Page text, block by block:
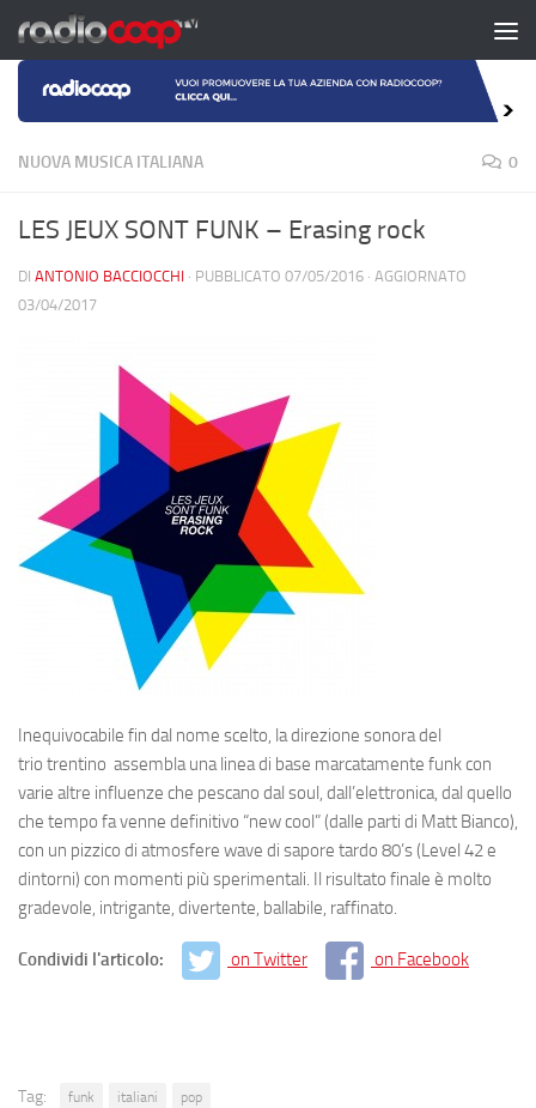
Salta al contenuto
NUOVA MUSICA ITALIANA 0
LES JEUX SONT FUNK – Erasing rock
DI ANTONIO BACCIOCCHI · PUBBLICATO 07/05/2016 · AGGIORNATO
03/04/2017
Inequivocabile fin dal nome scelto, la direzione sonora del
trio trentino assembla una linea di base marcatamente funk con
varie altre influenze che pescano dal soul, dall’elettronica, dal quello
che tempo fa venne definitivo “new cool” (dalle parti di Matt Bianco),
con un pizzico di atmosfere wave di sapore tardo 80’s (Level 42 e
dintorni) con momenti più sperimentali. Il risultato finale è molto
gradevole, intrigante, divertente, ballabile, raffinato.
Condividi l'articolo: on Twitter on Facebook
Tag: funk italiani pop